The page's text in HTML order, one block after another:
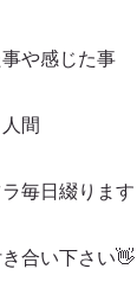
や感じた事
間
毎日綴ります
合い下さい👋